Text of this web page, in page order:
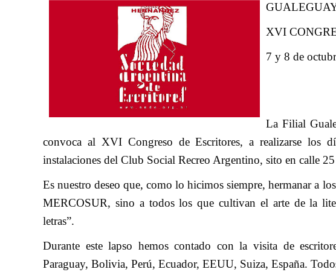
XVI
7 y 8 de
La Filial
convoca al XVI Congreso de Escritores, a realizarse los
instalaciones del Club Social Recreo Argentino, sito en calle
Es nuestro deseo que, como lo hicimos siempre, hermanar a
MERCOSUR, sino a todos los que cultivan el arte de la
letras”.
Durante este lapso hemos contado con la visita de
Paraguay, Bolivia, Perú, Ecuador, EEUU, Suiza, España.